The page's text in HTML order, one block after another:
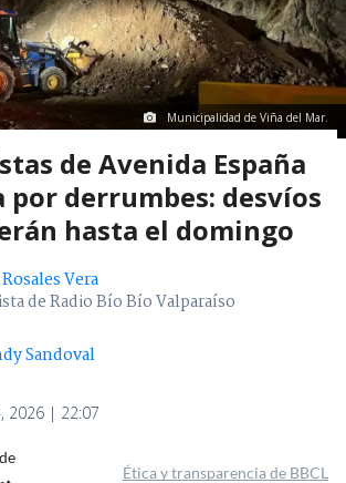
Municipalidad de Viña del Mar.
de Avenida España
por derrumbes: desvíos
hasta el domingo
Vera
de Radio Bío Bío Valparaíso
Sandoval
2026 | 22:07
Ética y transparencia de BBCL